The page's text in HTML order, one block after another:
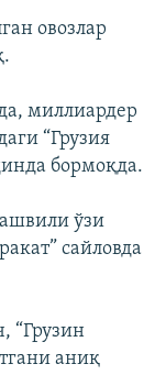
овозлар
миллиардер
“Грузия
бормоқда.
ўзи
сайловда
“Грузин
аниқ